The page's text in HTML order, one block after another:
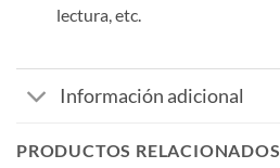
lectura, etc.
Información adicional
PRODUCTOS RELACIONADOS